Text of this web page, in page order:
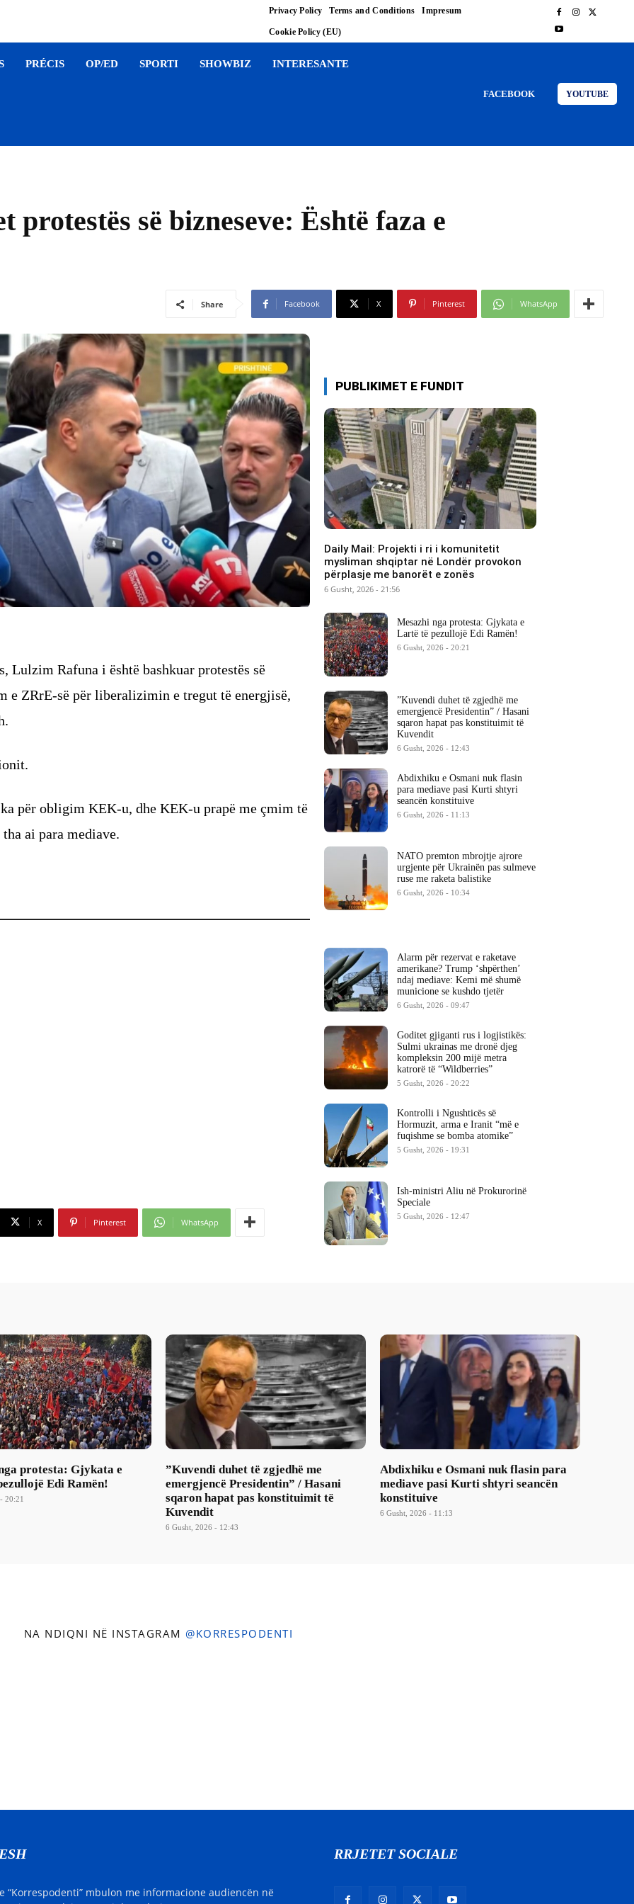
Privacy Policy Terms and Conditions Impresum
Cookie Policy (EU)
PRÉCIS OP/ED SPORTI SHOWBIZ INTERESANTE
FACEBOOK YOUTUBE
protestës së bizneseve: Është faza e
Share Facebook X Pinterest WhatsApp
Lulzim Rafuna i është bashkuar protestës së
e ZRrE-së për liberalizimin e tregut të energjisë,
për obligim KEK-u, dhe KEK-u prapë me çmim të
ai para mediave.
X Pinterest WhatsApp
PUBLIKIMET E FUNDIT
Daily Mail: Projekti i ri i komunitetit
mysliman shqiptar në Londër provokon
përplasje me banorët e zonës
6 Gusht, 2026 - 21:56
Mesazhi nga protesta: Gjykata e
Lartë të pezullojë Edi Ramën!
6 Gusht, 2026 - 20:21
​”Kuvendi duhet të zgjedhë me
emergjencë Presidentin” / Hasani
sqaron hapat pas konstituimit të
Kuvendit
6 Gusht, 2026 - 12:43
Abdixhiku e Osmani nuk flasin
para mediave pasi Kurti shtyri
seancën konstituive
6 Gusht, 2026 - 11:13
NATO premton mbrojtje ajrore
urgjente për Ukrainën pas sulmeve
ruse me raketa balistike
6 Gusht, 2026 - 10:34
Alarm për rezervat e raketave
amerikane? Trump ‘shpërthen’
ndaj mediave: Kemi më shumë
municione se kushdo tjetër
6 Gusht, 2026 - 09:47
Goditet gjiganti rus i logjistikës:
Sulmi ukrainas me dronë djeg
kompleksin 200 mijë metra
katrorë të “Wildberries”
5 Gusht, 2026 - 20:22
Kontrolli i Ngushticës së
Hormuzit, arma e Iranit “më e
fuqishme se bomba atomike”
5 Gusht, 2026 - 19:31
Ish-ministri ​Aliu në Prokurorinë
Speciale
5 Gusht, 2026 - 12:47
protesta: Gjykata e
Edi Ramën!
20:21
​”Kuvendi duhet të zgjedhë me
emergjencë Presidentin” / Hasani
sqaron hapat pas konstituimit të
Kuvendit
6 Gusht, 2026 - 12:43
Abdixhiku e Osmani nuk flasin para
mediave pasi Kurti shtyri seancën
konstituive
6 Gusht, 2026 - 11:13
NA NDIQNI NË INSTAGRAM @KORRESPODENTI
“Korrespodenti” mbulon me informacione audiencën në
RRJETET SOCIALE